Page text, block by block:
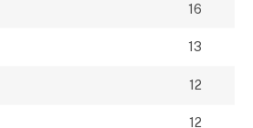
16
13
12
12